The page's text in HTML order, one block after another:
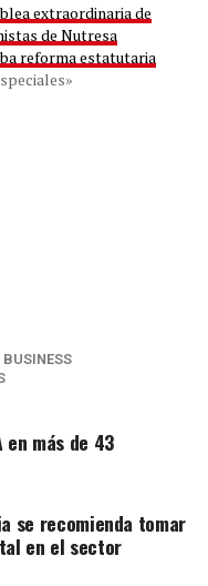
extraordinaria de
de Nutresa
reforma estatutaria
BUSINESS
en más de 43
se recomienda tomar
en el sector